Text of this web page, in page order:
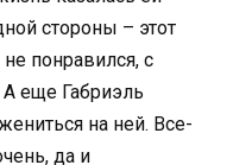
стороны – этот
понравился, с
еще Габриэль
на ней. Все-
да и